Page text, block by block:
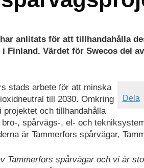
anlitats för att tillhandahålla
Finland. Värdet för Swecos del
Dela
stads arbete för att minska
till 2030. Omkring
och tillhandahålla
, spårvägs-, el- och
är Tammerfors spårvägar,
Tammerfors spårvägar och vi är